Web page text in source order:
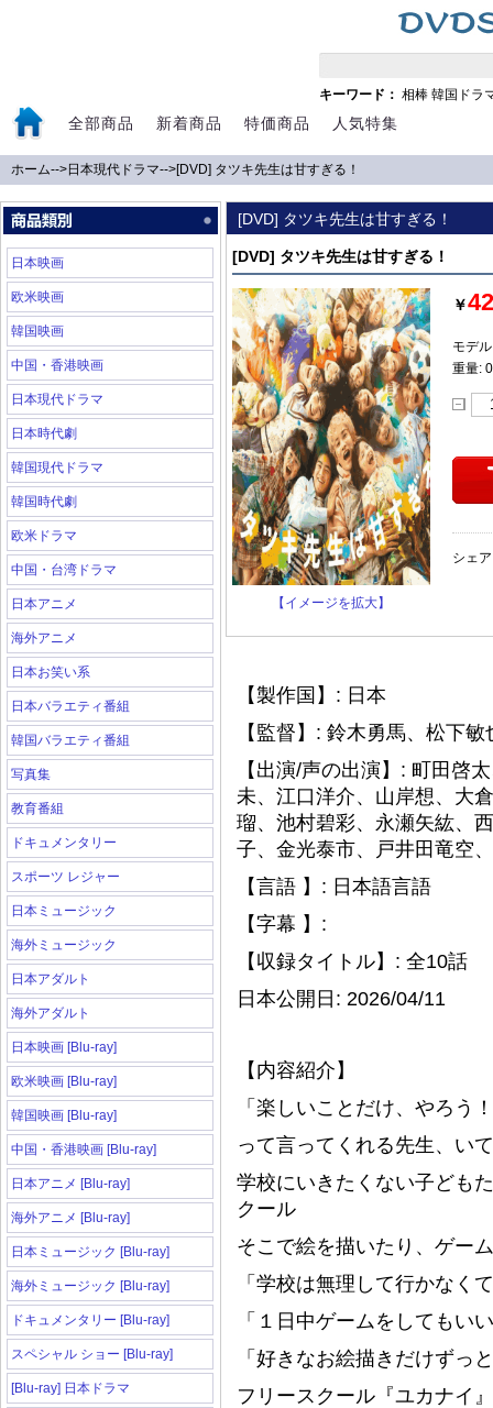
キーワード： 相棒 韓国ドラ
全部商品 新着商品 特価商品 人気特集
ホーム-->日本現代ドラマ-->[DVD] タツキ先生は甘すぎる！
日本映画
欧米映画
韓国映画
中国・香港映画
日本現代ドラマ
日本時代劇
韓国現代ドラマ
韓国時代劇
欧米ドラマ
中国・台湾ドラマ
日本アニメ
海外アニメ
日本お笑い系
日本バラエティ番組
韓国バラエティ番組
写真集
教育番組
ドキュメンタリー
スポーツ レジャー
日本ミュージック
海外ミュージック
日本アダルト
海外アダルト
日本映画 [Blu-ray]
欧米映画 [Blu-ray]
韓国映画 [Blu-ray]
中国・香港映画 [Blu-ray]
日本アニメ [Blu-ray]
海外アニメ [Blu-ray]
日本ミュージック [Blu-ray]
海外ミュージック [Blu-ray]
ドキュメンタリー [Blu-ray]
スペシャル ショー [Blu-ray]
[Blu-ray] 日本ドラマ
[DVD] タツキ先生は甘すぎる！
[DVD] タツキ先生は甘すぎる！
【イメージを拡大】
￥
モデ
重量:
シェ
【製作国】: 日本
【監督】: 鈴木勇馬、松下
【出演/声の出演】: 町田啓
未、江口洋介、山岸想、大
瑠、池村碧彩、永瀬矢紘、
子、金光泰市、戸井田竜空
【言語 】: 日本語言語
【字幕 】:
【収録タイトル】: 全10話
日本公開日: 2026/04/11
【内容紹介】
「楽しいことだけ、やろう
って言ってくれる先生、い
学校にいきたくない子ども
クール
そこで絵を描いたり、ゲー
「学校は無理して行かなく
「１日中ゲームをしてもい
「好きなお絵描きだけずっ
フリースクール『ユカナイ